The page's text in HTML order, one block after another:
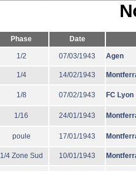
Phase Date
1/2 07/03/1943 Agen
1/4 14/02/1943
1/8 07/02/1943 FC Lyon
1/16 24/01/1943
poule 17/01/1943
1/4 Zone Sud 10/01/1943